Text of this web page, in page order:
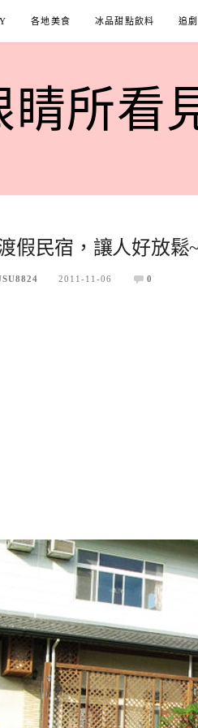
各地美食 冰品甜點飲料 追
所看
假民宿，讓人好放鬆
2011-11-06 0